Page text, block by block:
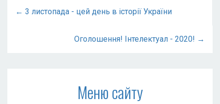
← 3 листопада - цей день в історії України
Оголошення! Інтелектуал - 2020! →
Меню сайту